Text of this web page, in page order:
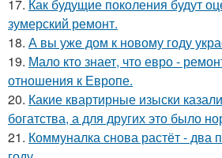
17. Как будущие поколения будут
зумерский ремонт.
18. А вы уже дом к новому году
19. Мало кто знает, что евро -
отношения к Европе.
20. Какие квартирные изыски
богатства, а для других это было
21. Коммуналка снова растёт -